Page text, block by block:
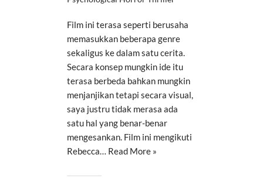
Film ini terasa seperti berusaha
memasukkan beberapa genre
sekaligus ke dalam satu cerita.
Secara konsep mungkin ide itu
terasa berbeda bahkan mungkin
menjanjikan tetapi secara visual,
saya justru tidak merasa ada
satu hal yang benar-benar
mengesankan. Film ini mengikuti
Rebecca… Read More »